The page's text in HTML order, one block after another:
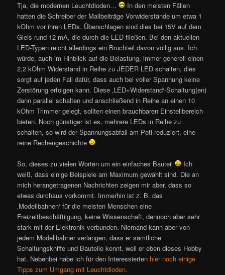
Tja, die modernen Leuchtdioden…
In den meisten Fällen
hatten die Schreiber der Mailbeiträge Vorwiderstände um etwa 1
kOhm vor ihren LEDs. Überschlagen sind dies bei 15V auf dem
Gleis rund 12 mA, die durch die LED fließen. Bei den aktuellen
LED-Typen reicht allerdings ein Bruchteil davon völlig aus. Ich
würde, auch im Hinblick auf die Belastung, immer generell einen
2,2 kOhm Widerstand in Reihe zu JEDER LED schalten, dies
sorgt auf jeden Fall dafür, dass auch bei voller Spannung keine
Zerstörung erfolgen kann. Diese ‚LED+Widerstand‘-Schaltung(en)
dann parallel schalten und anschließend in Reihe an einen 10
kOhm Trimmer gelegt, sollten einen brauchbaren Einstellbereich
bieten. Noch günstiger ist es, mehrere LEDs in Reihe zu
schalten, so wird der Spannungsabfall am Poti reduziert, eine
reine Rechengeschichte
So, dieses zu vielen Worten um ein einfaches Bauteil
Ich
weiß, dass einige Beispiele am Maximum gewählt sind. Die an
mich herangetragenen Nachrichten zeigen mir aber, dass so
etwas durchaus vorkommt. Immerhin ist z. B. das
‚Modellbahnen‘ für die meisten Menschen eine
Freizeitbeschäftiigung, keine Wissenschaft, dennoch aber sehr
stark mit der Elektronik verbunden. Niemand kann aber von
jedem Modellbahner verlangen, dass er sämtliche
Schaltungskniffe und Bauteile kennt, weil er eben dieses Hobby
hat. Nebenbei habe ich für den Interessierten hier noch einige
Tipps zum Umgang mit Leuchtdioden.